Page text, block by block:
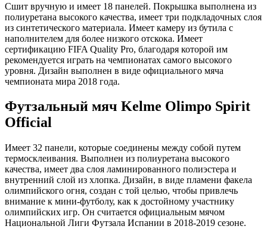
Сшит вручную и имеет 18 панелей. Покрышка выполнена из
полиуретана высокого качества, имеет три подкладочных слоя
из синтетического материала. Имеет камеру из бутила с
наполнителем для более низкого отскока. Имеет
сертификацию FIFA Quality Pro, благодаря которой им
рекомендуется играть на чемпионатах самого высокого
уровня. Дизайн выполнен в виде официального мяча
чемпионата мира 2018 года.
Футзальный мяч Kelme Olimpo Spirit
Official
Имеет 32 панели, которые соединены между собой путем
термосклеивания. Выполнен из полиуретана высокого
качества, имеет два слоя ламинированного полиэстера и
внутренний слой из хлопка. Дизайн, в виде пламени факела
олимпийского огня, создан с той целью, чтобы привлечь
внимание к мини-футболу, как к достойному участнику
олимпийских игр. Он считается официальным мячом
Национальной Лиги Футзала Испании в 2018-2019 сезоне.